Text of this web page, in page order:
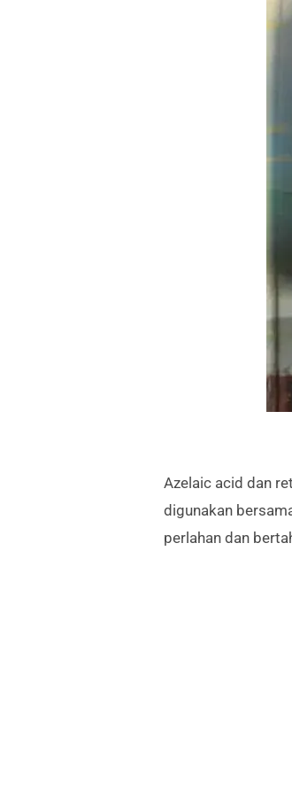
Azelaic acid dan
digunakan
perlahan dan